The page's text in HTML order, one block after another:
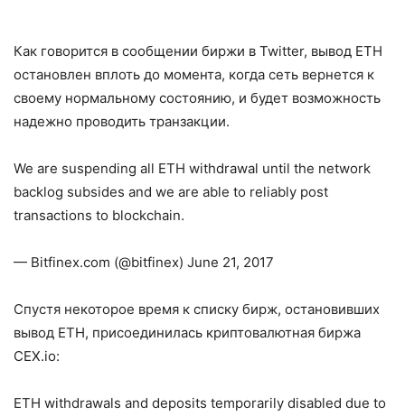
Как говорится в сообщении биржи в Twitter, вывод ETH
остановлен вплоть до момента, когда сеть вернется к
своему нормальному состоянию, и будет возможность
надежно проводить транзакции.
We are suspending all ETH withdrawal until the network
backlog subsides and we are able to reliably post
transactions to blockchain.
— Bitfinex.com (@bitfinex) June 21, 2017
Спустя некоторое время к списку бирж, остановивших
вывод ETH, присоединилась криптовалютная биржа
CEX.io:
ETH withdrawals and deposits temporarily disabled due to